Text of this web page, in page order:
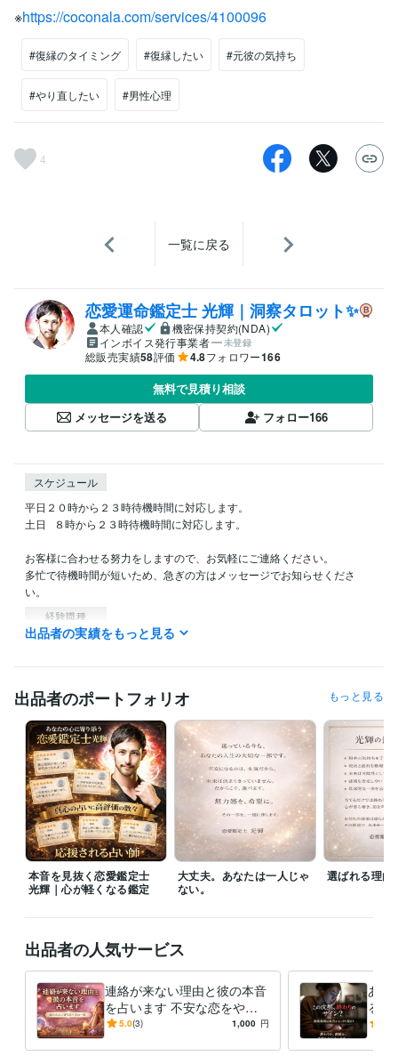
※https://coconala.com/services/4100096
#復縁のタイミング #復縁したい #元彼の気持ち
#やり直したい #男性心理
4
一覧に戻る
恋愛運命鑑定士 光輝｜洞察タロット✨️
本人確認
機密保持契約(NDA)
インボイス発行事業者
未登録
総販売実績58評価 4.8フォロワー166
無料で見積り相談
メッセージを送る
フォロー166
スケジュール
平日２０時から２３時待機時間に対応します。
土日   ８時から２３時待機時間に対応します。
お客様に合わせる努力をしますので、お気軽にご連絡ください。
多忙で待機時間が短いため、急ぎの方はメッセージでお知らせくださ
い。
経験職種
AI・機械学習 / AIエンジニア 経験年数 : 10年
事務・ビジネスサポート / 事務（一般事務） 経験年数 : 14年
人事 / 人材開発・人材育成・研修
ライフスタイル・その他 / 占い師
受賞歴
Kindle出版『どん底からのココナラ再起術』
ビジネス・クリエイティブツール
ペライチ:15年Excel:40年Word:35年 ChatGPT:5年
得意分野
占い 電話占い
お悩み相談 電話鑑定 恋愛 不倫 彼氏の気持ち 人間関係
出品者の実績をもっと見る
出品者のポートフォリオ もっと見る
本音を見抜く恋愛鑑定士
光輝｜心が軽くなる鑑定
大丈夫。あなたは一人じゃ
ない。
選ばれる理由
出品者の人気サービス
連絡が来ない理由と彼の本音
を占います 不安な恋をやさ
しく整理し次の一歩を示しま
5.0(3) 1,000 円
あの
るか
未来